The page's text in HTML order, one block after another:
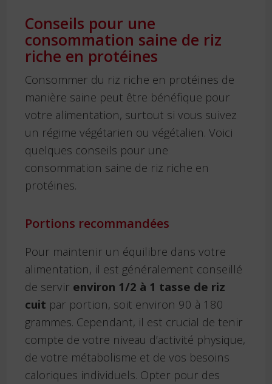
Conseils pour une
consommation saine de riz
riche en protéines
Consommer du riz riche en protéines de
manière saine peut être bénéfique pour
votre alimentation, surtout si vous suivez
un régime végétarien ou végétalien. Voici
quelques conseils pour une
consommation saine de riz riche en
protéines.
Portions recommandées
Pour maintenir un équilibre dans votre
alimentation, il est généralement conseillé
de servir environ 1/2 à 1 tasse de riz
cuit par portion, soit environ 90 à 180
grammes. Cependant, il est crucial de tenir
compte de votre niveau d’activité physique,
de votre métabolisme et de vos besoins
caloriques individuels. Opter pour des